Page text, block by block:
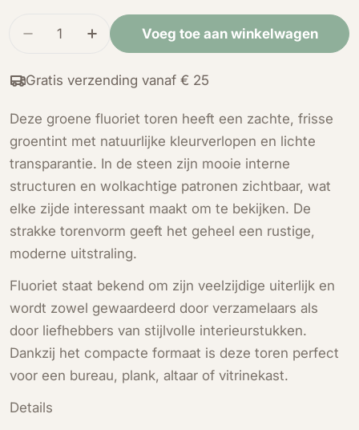
Hoeveelheid
Verminder de hoeveelheid voor Groene fluoriet
Verhoog de hoeveelheid voor Groene
Voeg toe aan winkelwagen
Gratis verzending vanaf € 25
Deze groene fluoriet toren heeft een zachte, frisse
groentint met natuurlijke kleurverlopen en lichte
transparantie. In de steen zijn mooie interne
structuren en wolkachtige patronen zichtbaar, wat
elke zijde interessant maakt om te bekijken. De
strakke torenvorm geeft het geheel een rustige,
moderne uitstraling.
Fluoriet staat bekend om zijn veelzijdige uiterlijk en
wordt zowel gewaardeerd door verzamelaars als
door liefhebbers van stijlvolle interieurstukken.
Dankzij het compacte formaat is deze toren perfect
voor een bureau, plank, altaar of vitrinekast.
Details